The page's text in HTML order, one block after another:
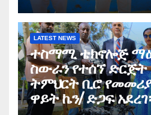
LATEST NEWS
ተስማሚ ቴክኖሎጅ
ስውራን የተሰኘ ድርጅት
ትምህርት ቢሮ
ዋይት ኬን/ ድጋፍ